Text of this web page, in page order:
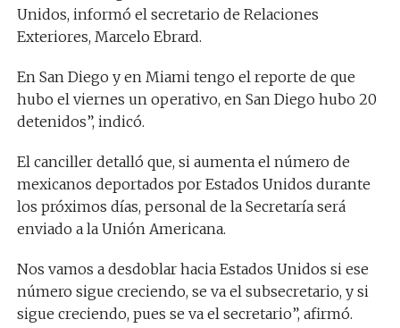
Unidos, informó el secretario de Relaciones
Exteriores, Marcelo Ebrard.
En San Diego y en Miami tengo el reporte de que
hubo el viernes un operativo, en San Diego hubo 20
detenidos”, indicó.
El canciller detalló que, si aumenta el número de
mexicanos deportados por Estados Unidos durante
los próximos días, personal de la Secretaría será
enviado a la Unión Americana.
Nos vamos a desdoblar hacia Estados Unidos si ese
número sigue creciendo, se va el subsecretario, y si
sigue creciendo, pues se va el secretario”, afirmó.